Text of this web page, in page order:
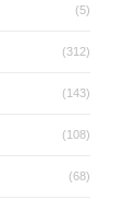
(5)
(312)
(143)
(108)
(68)